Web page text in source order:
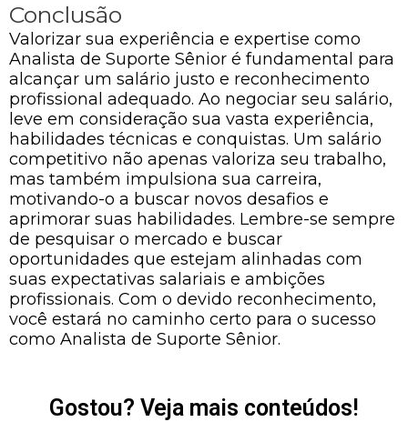
Conclusão
Valorizar sua experiência e expertise como
Analista de Suporte Sênior é fundamental para
alcançar um salário justo e reconhecimento
profissional adequado. Ao negociar seu salário,
leve em consideração sua vasta experiência,
habilidades técnicas e conquistas. Um salário
competitivo não apenas valoriza seu trabalho,
mas também impulsiona sua carreira,
motivando-o a buscar novos desafios e
aprimorar suas habilidades. Lembre-se sempre
de pesquisar o mercado e buscar
oportunidades que estejam alinhadas com
suas expectativas salariais e ambições
profissionais. Com o devido reconhecimento,
você estará no caminho certo para o sucesso
como Analista de Suporte Sênior.
Gostou? Veja mais conteúdos!